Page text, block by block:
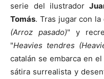
serie del ilustrador
Tomás. Tras jugar con
(Arroz pasado)" y
"Heavies tendres
catalán se embarca en
sátira surrealista y